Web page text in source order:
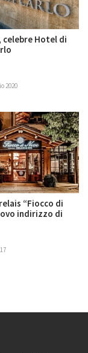
celebre Hotel di
2020
“Fiocco di
indirizzo di